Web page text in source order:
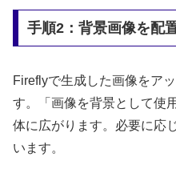
手順2：背景画像を配
Fireflyで生成した画像をア
す。「画像を背景として使
体に広がります。必要に応
います。